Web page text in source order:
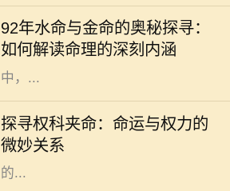
92年水命与金命的奥秘探寻：
如何解读命理的深刻内涵
出生的年份、月份、日子和时辰来确
定，其中水命与金命便是两种常见的
命理类型。尤其在1992年出生的人
中，...
探寻权科夹命：命运与权力的
微妙关系
在这个瞬息万变的社会中，“权”与
“命”常常交织在一起，成为人们生活
中不可分割的两部分。权科夹命是一
个不常被提及的概念，但其所蕴含
的...